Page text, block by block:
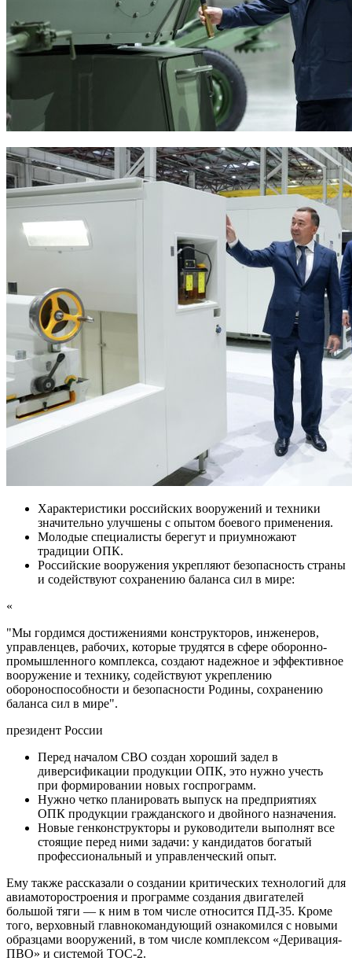
Характеристики российских вооружений и техники
значительно улучшены с опытом боевого применения.
Молодые специалисты берегут и приумножают
традиции ОПК.
Российские вооружения укрепляют безопасность страны
и содействуют сохранению баланса сил в мире:
«
"Мы гордимся достижениями конструкторов, инженеров,
управленцев, рабочих, которые трудятся в сфере оборонно-
промышленного комплекса, создают надежное и эффективное
вооружение и технику, содействуют укреплению
обороноспособности и безопасности Родины, сохранению
баланса сил в мире".
президент России
Перед началом СВО создан хороший задел в
диверсификации продукции ОПК, это нужно учесть
при формировании новых госпрограмм.
Нужно четко планировать выпуск на предприятиях
ОПК продукции гражданского и двойного назначения.
Новые генконструкторы и руководители выполнят все
стоящие перед ними задачи: у кандидатов богатый
профессиональный и управленческий опыт.
Ему также рассказали о создании критических технологий для
авиамоторостроения и программе создания двигателей
большой тяги — к ним в том числе относится ПД-35. Кроме
того, верховный главнокомандующий ознакомился с новыми
образцами вооружений, в том числе комплексом «Деривация-
ПВО» и системой ТОС-2.